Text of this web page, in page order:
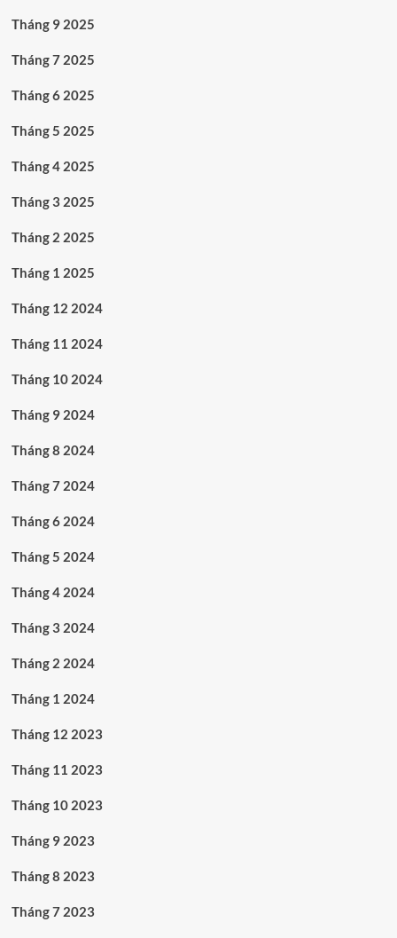
Tháng 9 2025
Tháng 7 2025
Tháng 6 2025
Tháng 5 2025
Tháng 4 2025
Tháng 3 2025
Tháng 2 2025
Tháng 1 2025
Tháng 12 2024
Tháng 11 2024
Tháng 10 2024
Tháng 9 2024
Tháng 8 2024
Tháng 7 2024
Tháng 6 2024
Tháng 5 2024
Tháng 4 2024
Tháng 3 2024
Tháng 2 2024
Tháng 1 2024
Tháng 12 2023
Tháng 11 2023
Tháng 10 2023
Tháng 9 2023
Tháng 8 2023
Tháng 7 2023